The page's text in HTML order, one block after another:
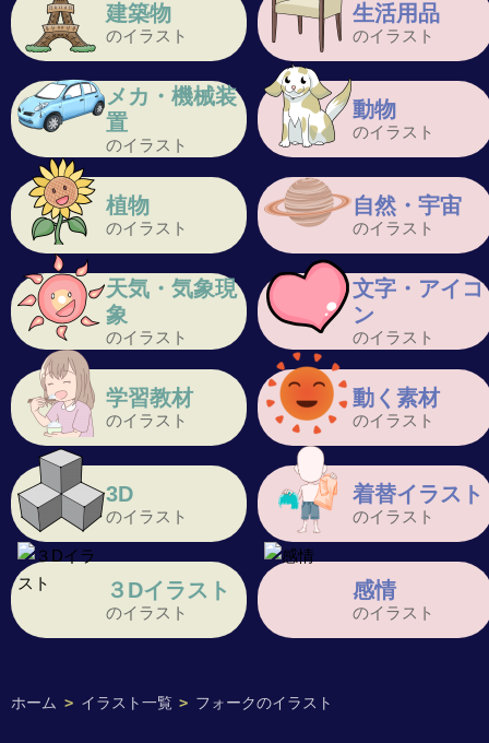
ホーム > イラスト一覧 > フォークのイラスト
建築物
のイラスト
生活用品
のイラスト
メカ・機械装
置
のイラスト
動物
のイラスト
植物
のイラスト
自然・宇宙
のイラスト
天気・気象現
象
のイラスト
文字・アイコ
ン
のイラスト
学習教材
のイラスト
動く素材
のイラスト
3D
のイラスト
着替イラスト
のイラスト
３Dイラスト
のイラスト
感情
のイラスト